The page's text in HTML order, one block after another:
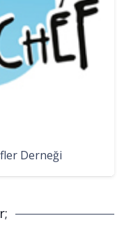
Derneği